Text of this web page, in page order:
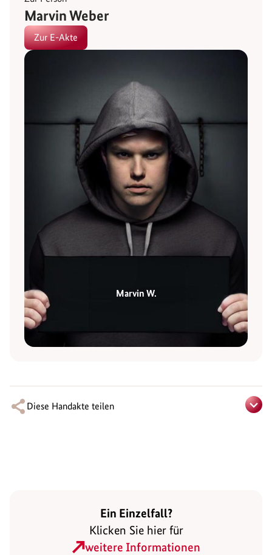
Marvin Weber
Zur E-Akte
Marvin W.
Diese Handakte teilen
Ein Einzelfall?
Klicken Sie hier für
weitere Informationen